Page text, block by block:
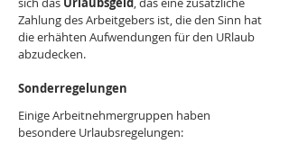
Zahlung des Arbeitgebers ist, die den Sinn hat
die erhähten Aufwendungen für den URlaub
abzudecken.
Sonderregelungen
Einige Arbeitnehmergruppen haben
besondere Urlaubsregelungen: